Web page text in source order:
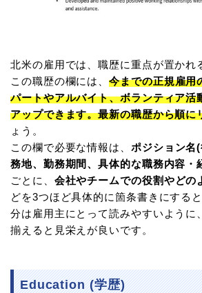
北米の雇用では、職歴に重点が置かれ
この職歴の欄には、今までの正規雇用
パートやアルバイト、ボランティア活
アップできます。最新の職歴から順に
ょう。
この欄で必要な情報は、 ポジション名
務地、勤務期間、具体的な職務内容・
ごとに、 会社やチームでの役割やどの
どを3つほど具体的に箇条書きにする
分は雇用主にとって読みやすいように
揃えると見栄えが良いです。
Education (学歴)